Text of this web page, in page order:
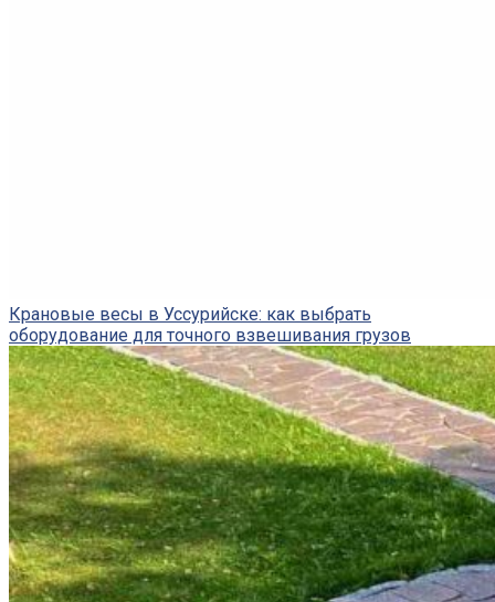
Крановые весы в Уссурийске: как выбрать
оборудование для точного взвешивания грузов